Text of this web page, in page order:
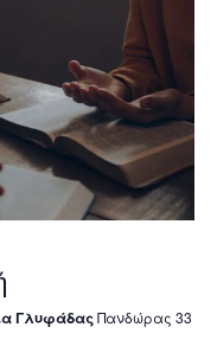
ΓλυφάδαςΠανδώρας 33